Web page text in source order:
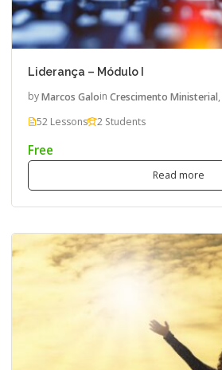
Liderança – Módulo I
byMarcos Galoin Crescimento Ministerial,
52 Lessons
2 Students
Free
Read more